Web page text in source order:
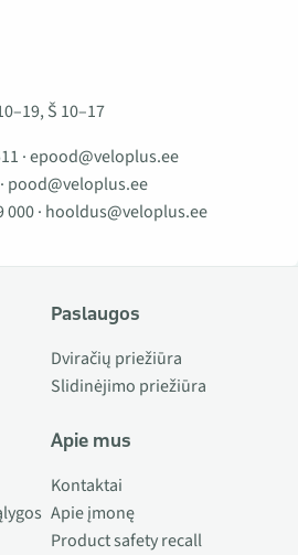
Š 10–17
·epood@veloplus.ee
· pood@veloplus.ee
000· hooldus@veloplus.ee
Paslaugos
Dviračių priežiūra
Slidinėjimo priežiūra
Apie mus
Kontaktai
Apie įmonę
Product safety recall